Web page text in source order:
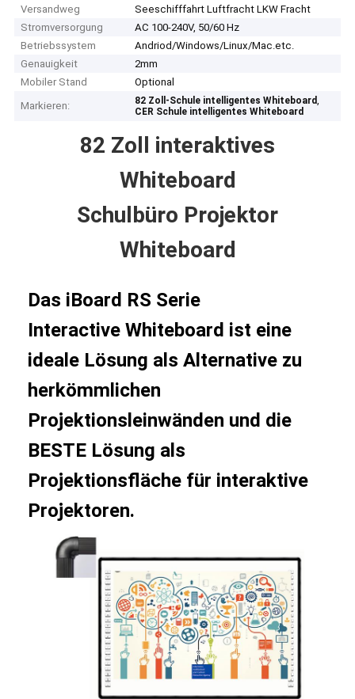
Versandweg
Seeschifffahrt Luftfracht LKW Fracht
Stromversorgung
AC 100-240V, 50/60 Hz
Betriebssystem
Andriod/Windows/Linux/Mac.etc.
Genauigkeit
2mm
Mobiler Stand
Optional
Markieren:
82 Zoll-Schule intelligentes Whiteboard,
CER Schule intelligentes Whiteboard
82 Zoll interaktives
Whiteboard
Schulbüro Projektor
Whiteboard
Das iBoard RS Serie
Interactive Whiteboard ist eine
ideale Lösung als Alternative zu
herkömmlichen
Projektionsleinwänden und die
BESTE Lösung als
Projektionsfläche für interaktive
Projektoren.